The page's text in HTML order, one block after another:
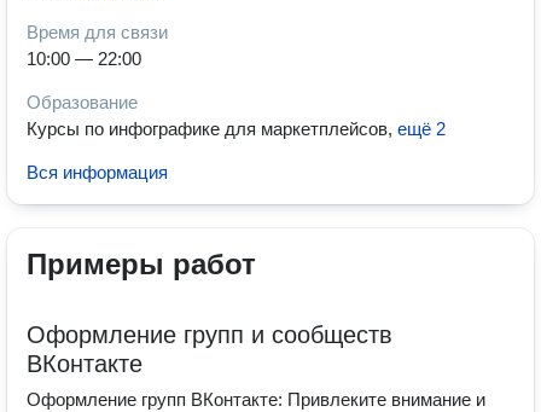
Время для связи
10:00 — 22:00
Образование
Курсы по инфографике для маркетплейсов, ещё 2
Вся информация
Примеры работ
Оформление групп и сообществ
ВКонтакте
Оформление групп ВКонтакте: Привлеките внимание и